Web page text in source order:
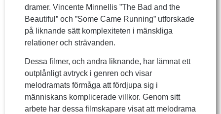
dramer. Vincente Minnellis ”The Bad and the
Beautiful” och ”Some Came Running” utforskade
på liknande sätt komplexiteten i mänskliga
relationer och strävanden.
Dessa filmer, och andra liknande, har lämnat ett
outplånligt avtryck i genren och visar
melodramats förmåga att fördjupa sig i
människans komplicerade villkor. Genom sitt
arbete har dessa filmskapare visat att melodrama